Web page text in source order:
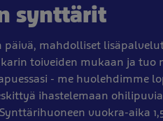
synttärit
päivä, mahdolliset
toiveiden mukaan ja tuo
- me huolehdimme
ihastelemaan
vuokra-aika